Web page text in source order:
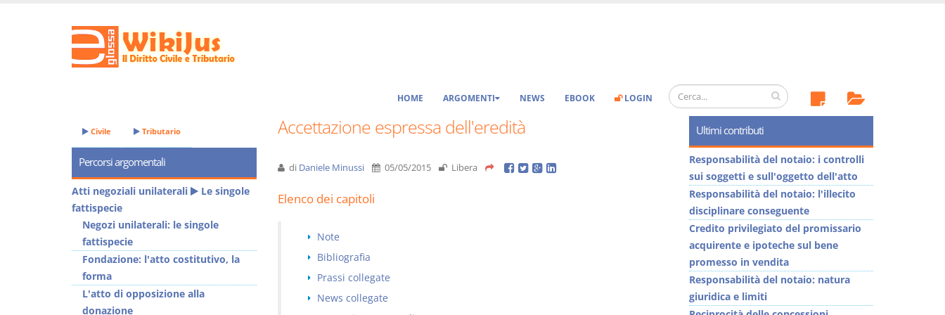
HOME ARGOMENTI NEWS EBOOK LOGIN
Accettazione espressa dell'eredità
di Daniele Minussi 05/05/2015 Libera
Elenco dei capitoli
Note
Bibliografia
Prassi collegate
News collegate
Civile Tributario
Percorsi argomentali
Atti negoziali unilaterali
Le singole
fattispecie
Negozi unilaterali: le singole
fattispecie
Fondazione: l'atto costitutivo, la
forma
L'atto di opposizione alla
donazione
Ultimi contributi
Responsabilità del notaio: i controlli
sui soggetti e sull'oggetto dell'atto
Responsabilità del notaio: l'illecito
disciplinare conseguente
Credito privilegiato del promissario
acquirente e ipoteche sul bene
promesso in vendita
Responsabilità del notaio: natura
giuridica e limiti